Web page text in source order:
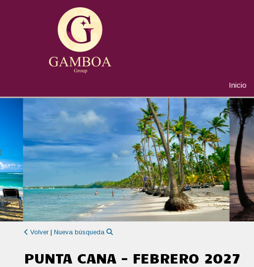
Inicio
Volver| Nueva búsqueda
PUNTA CANA - FEBRERO 2027